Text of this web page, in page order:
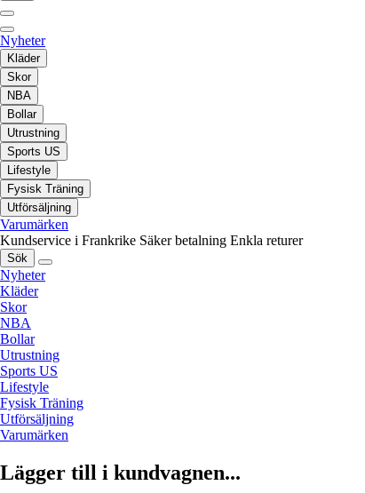
Nyheter
Kläder
Skor
NBA
Bollar
Utrustning
Sports US
Lifestyle
Fysisk Träning
Utförsäljning
Varumärken
Kundservice i Frankrike Säker betalning Enkla returer
Sök
Nyheter
Kläder
Skor
NBA
Bollar
Utrustning
Sports US
Lifestyle
Fysisk Träning
Utförsäljning
Varumärken
Lägger till i kundvagnen...